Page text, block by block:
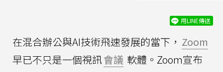
用LINE傳送
在混合辦公與AI技術飛速發展的當下， Zoom
早已不只是一個視訊會議 軟體。Zoom宣布